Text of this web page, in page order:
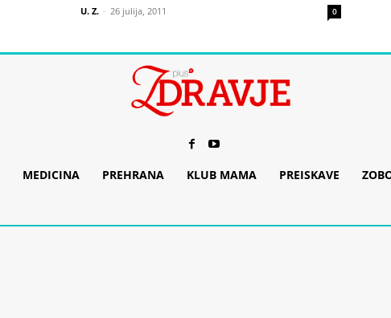
U. Z. - 26 julija, 2011 0
MEDICINA PREHRANA KLUB MAMA PREISKAVE